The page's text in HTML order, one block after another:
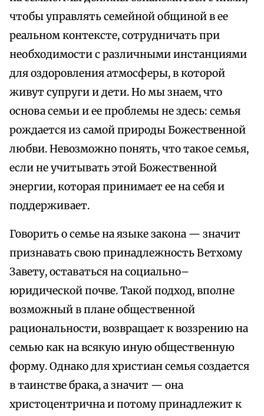
чтобы управлять семейной общиной в ее
реальном контексте, сотрудничать при
необходимости с различными инстанциями
для оздоровления атмосферы, в которой
живут супруги и дети. Но мы знаем, что
основа семьи и ее проблемы не здесь: семья
рождается из самой природы Божественной
любви. Невозможно понять, что такое семья,
если не учитывать этой Божественной
энергии, которая принимает ее на себя и
поддерживает.
Говорить о семье на языке закона — значит
признавать свою принадлежность Ветхому
Завету, оставаться на социально–
юридической почве. Такой подход, вполне
возможный в плане общественной
рациональности, возвращает к воззрению на
семью как на всякую иную общественную
форму. Однако для христиан семья создается
в таинстве брака, а значит — она
христоцентрична и потому принадлежит к